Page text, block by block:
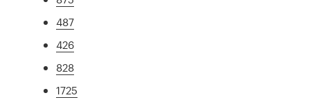
487
426
828
1725